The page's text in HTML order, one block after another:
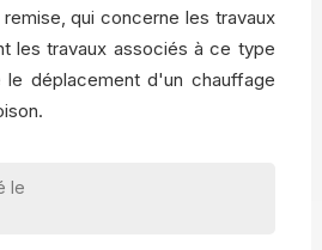
qui concerne les travaux
les travaux associés à ce type
le déplacement d'un chauffage
le